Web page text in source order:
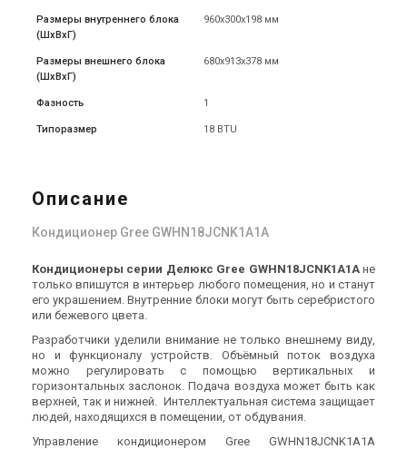
Размеры внутреннего блока
(ШxВxГ)
960x300x198 мм
Размеры внешнего блока
(ШxВxГ)
680х913х378 мм
Фазность 1
Типоразмер 18 BTU
Описание
Кондиционер Gree GWHN18JCNK1A1A
Кондиционеры серии Делюкс Gree GWHN18JCNK1A1Aне
только впишутся в интерьер любого помещения, но и станут
его украшением. Внутренние блоки могут быть серебристого
или бежевого цвета.
Разработчики уделили внимание не только внешнему виду,
но и функционалу устройств. Объёмный поток воздуха
можно регулировать с помощью вертикальных и
горизонтальных заслонок. Подача воздуха может быть как
верхней, так и нижней. Интеллектуальная система защищает
людей, находящихся в помещении, от обдувания.
Управление кондиционером Gree GWHN18JCNK1A1A